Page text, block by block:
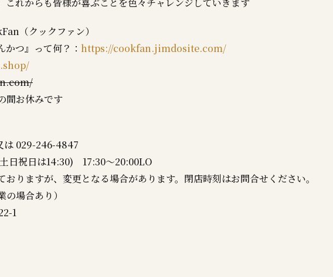
これからも皆様が喜ぶことを色々チャレンジしていきます
（クックファン）
かつ』って何？： https://cookfan.jimdosite.com/
間お休みです
は 029-246-4847
土日祝日は14:30) 17:30～20:00LO
りますが、変更となる場合があります。閉店時刻はお問合せください。
の場合あり）
1